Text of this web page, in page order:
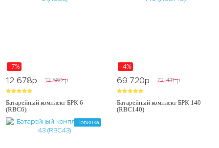
-7%
12 678p 13 560 p
Батарейный комплект БРК 6
(RBC6)
-4%
69 720p 72 411 p
Батарейный комплект БРК 140
(RBC140)
Новинка